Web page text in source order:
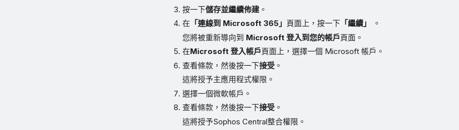
按一下儲存並繼續佈建 。
在 「連線到 Microsoft 365」 頁面上，按一下 「繼續」
。
您將被重新導向到 Microsoft 登入到您的帳戶頁面。
在Microsoft 登入帳戶頁面上，選擇一個 Microsoft 帳戶。
查看條款，然後按一下接受 。
這將授予主應用程式權限。
選擇一個微軟帳戶。
查看條款，然後按一下接受 。
這將授予Sophos Central整合權限。